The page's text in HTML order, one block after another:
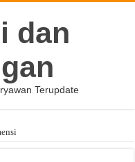
dan
Terupdate